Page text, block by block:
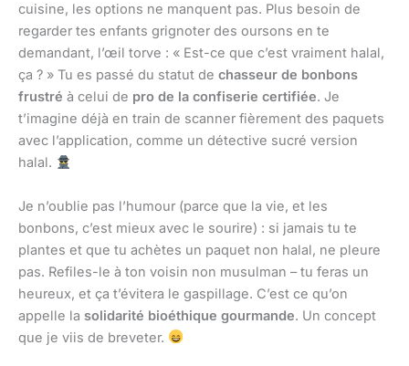
cuisine, les options ne manquent pas. Plus besoin de
regarder tes enfants grignoter des oursons en te
demandant, l’œil torve : « Est-ce que c’est vraiment halal,
ça ? » Tu es passé du statut de chasseur de bonbons
frustré à celui de pro de la confiserie certifiée. Je
t’imagine déjà en train de scanner fièrement des paquets
avec l’application, comme un détective sucré version
halal.
Je n’oublie pas l’humour (parce que la vie, et les
bonbons, c’est mieux avec le sourire) : si jamais tu te
plantes et que tu achètes un paquet non halal, ne pleure
pas. Refiles-le à ton voisin non musulman – tu feras un
heureux, et ça t’évitera le gaspillage. C’est ce qu’on
appelle la solidarité bioéthique gourmande. Un concept
que je viis de breveter.